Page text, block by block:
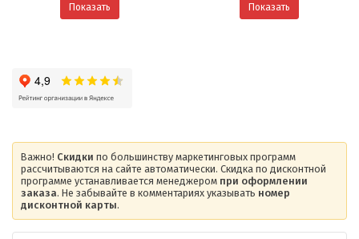
Показать Показать
Важно! Скидки по большинству маркетинговых программ
рассчитываются на сайте автоматически. Скидка по дисконтной
программе устанавливается менеджером при оформлении
заказа. Не забывайте в комментариях указывать номер
дисконтной карты.